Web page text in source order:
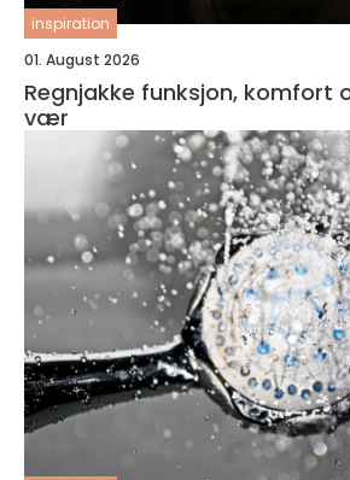
inspiration
01. August 2026
Regnjakke funksjon, komfort og stil i all slags
vær